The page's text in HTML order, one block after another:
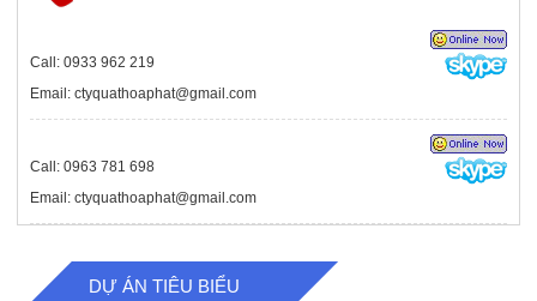
Call: 0933 962 219
Email: ctyquathoaphat@gmail.com
Call: 0963 781 698
Email: ctyquathoaphat@gmail.com
DỰ ÁN TIÊU BIỂU